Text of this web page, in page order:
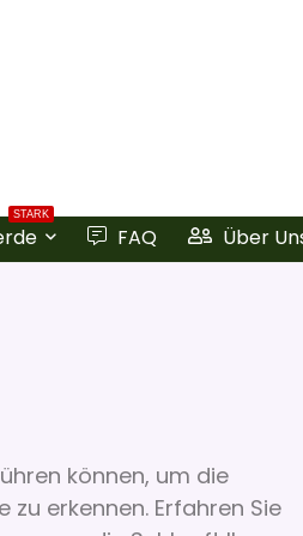
STARK
FAQ Über
können, um die
erkennen. Erfahren Sie